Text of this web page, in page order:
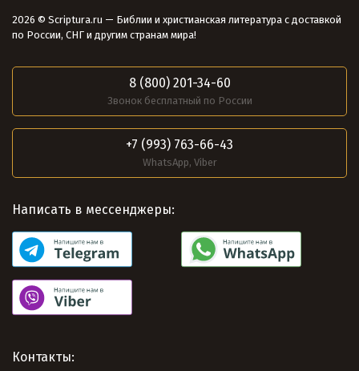
2026 © Scriptura.ru — Библии и христианская литература с доставкой
по России, СНГ и другим странам мира!
8 (800) 201-34-60
Звонок бесплатный по России
+7 (993) 763-66-43
WhatsApp, Viber
Написать в мессенджеры:
Контакты: